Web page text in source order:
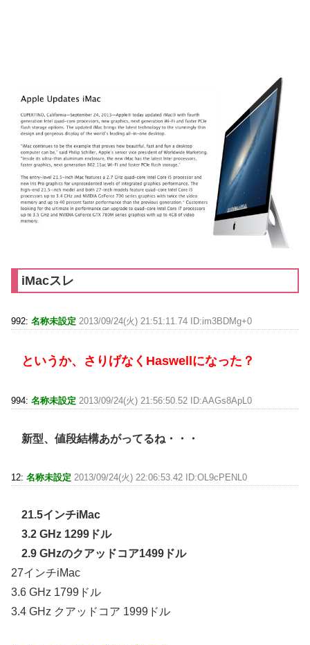
iMacスレ
992: 名称未設定 2013/09/24(火) 21:51:11.74 ID:im3BDMg+0
というか、さりげなくHaswellになった？
994: 名称未設定 2013/09/24(火) 21:56:50.52 ID:AAGs8ApL0
新型、値段結構あがってるね・・・
12: 名称未設定 2013/09/24(火) 22:06:53.42 ID:OL9cPENL0
21.5インチiMac
3.2 GHz 1299ドル
2.9 GHzのクアッドコア1499ドル
27インチiMac
3.6 GHz 1799ドル
3.4 GHz クアッドコア 1999ドル